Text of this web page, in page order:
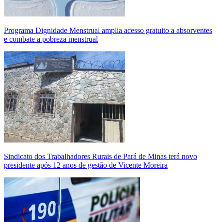
Programa Dignidade Menstrual amplia acesso gratuito a absorventes
e combate a pobreza menstrual
Sindicato dos Trabalhadores Rurais de Pará de Minas terá novo
presidente após 12 anos de gestão de Vicente Moreira